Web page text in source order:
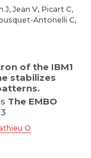
J, Jean V, Picart C,
Antonelli C,
of the IBM1
stabilizes
The EMBO
O